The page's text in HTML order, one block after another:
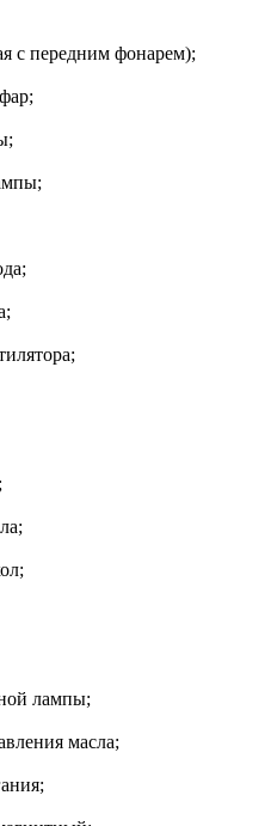
с передним фонарем);
лампы;
масла;